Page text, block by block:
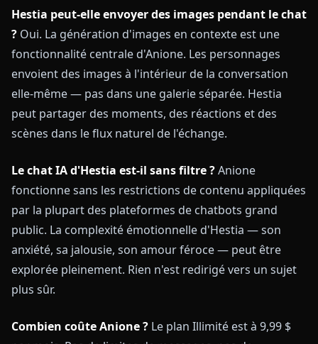
Hestia peut-elle envoyer des images pendant le chat
? Oui. La génération d'images en contexte est une
fonctionnalité centrale d'Anione. Les personnages
envoient des images à l'intérieur de la conversation
elle-même — pas dans une galerie séparée. Hestia
peut partager des moments, des réactions et des
scènes dans le flux naturel de l'échange.
Le chat IA d'Hestia est-il sans filtre ?Anione
fonctionne sans les restrictions de contenu appliquées
par la plupart des plateformes de chatbots grand
public. La complexité émotionnelle d'Hestia — son
anxiété, sa jalousie, son amour féroce — peut être
explorée pleinement. Rien n'est redirigé vers un sujet
plus sûr.
Combien coûte Anione ? Le plan Illimité est à 9,99 $